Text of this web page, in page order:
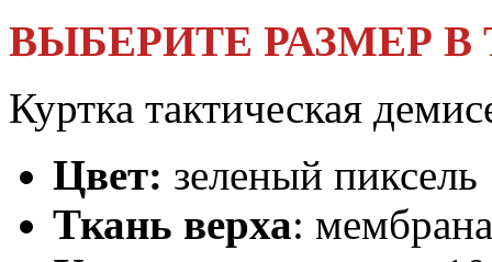
ВЫБЕРИТЕ РАЗМЕР В
Куртка тактическая
Цвет: зеленый пиксель
Ткань верха: